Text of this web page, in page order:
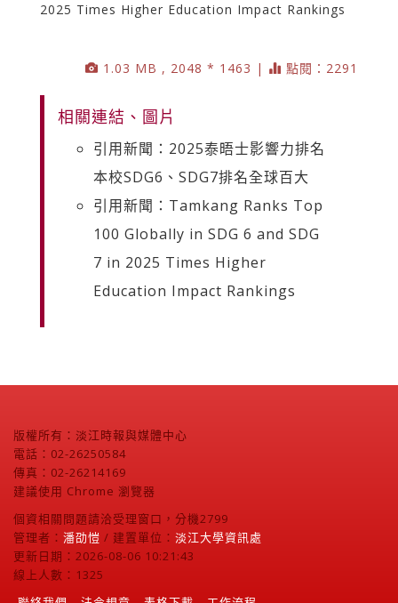
2025 Times Higher Education Impact Rankings
1.03 MB , 2048 * 1463 | 點閱：2291
相關連結、圖片
引用新聞：2025泰晤士影響力排名
本校SDG6、SDG7排名全球百大
引用新聞：Tamkang Ranks Top
100 Globally in SDG 6 and SDG
7 in 2025 Times Higher
Education Impact Rankings
版權所有：淡江時報與媒體中心
電話：02-26250584
傳真：02-26214169
建議使用 Chrome 瀏覽器
個資相關問題請洽受理窗口，分機2799
管理者： 潘劭愷 / 建置單位： 淡江大學資訊處
更新日期：2026-08-06 10:21:43
線上人數：1325